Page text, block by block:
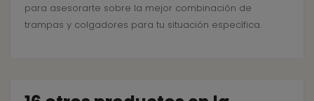
para asesorarte sobre la mejor combinación de
trampas y colgadores para tu situación específica.